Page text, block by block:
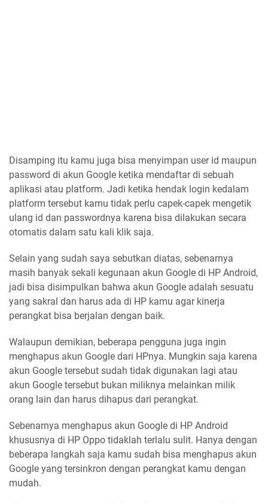
Disamping itu kamu juga bisa menyimpan user id maupun
password di akun Google ketika mendaftar di sebuah
aplikasi atau platform. Jadi ketika hendak login kedalam
platform tersebut kamu tidak perlu capek-capek mengetik
ulang id dan passwordnya karena bisa dilakukan secara
otomatis dalam satu kali klik saja.
Selain yang sudah saya sebutkan diatas, sebenarnya
masih banyak sekali kegunaan akun Google di HP Android,
jadi bisa disimpulkan bahwa akun Google adalah sesuatu
yang sakral dan harus ada di HP kamu agar kinerja
perangkat bisa berjalan dengan baik.
Walaupun demikian, beberapa pengguna juga ingin
menghapus akun Google dari HPnya. Mungkin saja karena
akun Google tersebut sudah tidak digunakan lagi atau
akun Google tersebut bukan miliknya melainkan milik
orang lain dan harus dihapus dari perangkat.
Sebenarnya menghapus akun Google di HP Android
khususnya di HP Oppo tidaklah terlalu sulit. Hanya dengan
beberapa langkah saja kamu sudah bisa menghapus akun
Google yang tersinkron dengan perangkat kamu dengan
mudah.